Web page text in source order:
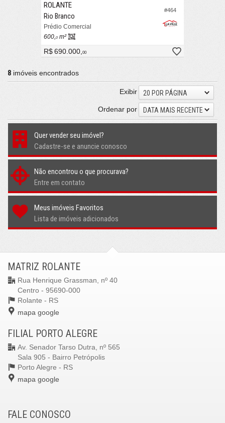
#464
ROLANTE
Rio Branco
Prédio Comercial
600,0 m²
R$ 690.000,00
8 imóveis encontrados
Exibir
20 POR PÁGINA
Ordenar por
DATA MAIS RECENTE
Quer vender seu imóvel?
Cadastre-se e anuncie conosco
Não encontrou o que procurava?
Entre em contato
Meus imóveis Favoritos
Lista de imóveis adicionados
MATRIZ ROLANTE
Rua Henrique Grassman, nº 40
Centro - 95690-000
Rolante - RS
mapa google
FILIAL PORTO ALEGRE
Av. Senador Tarso Dutra, nº 565
Sala 905 - Bairro Petrópolis
Porto Alegre - RS
mapa google
FALE CONOSCO